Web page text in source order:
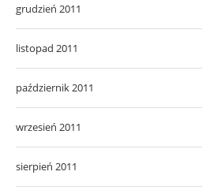
grudzień 2011
listopad 2011
październik 2011
wrzesień 2011
sierpień 2011